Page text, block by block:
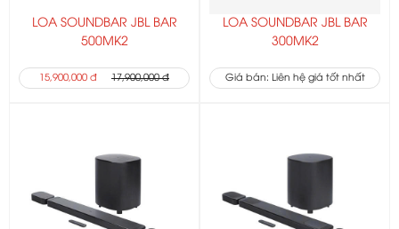
LOA SOUNDBAR JBL BAR
500MK2
15,900,000 đ 17,900,000 đ
LOA SOUNDBAR JBL BAR
300MK2
Giá bán: Liên hệ giá tốt nhất